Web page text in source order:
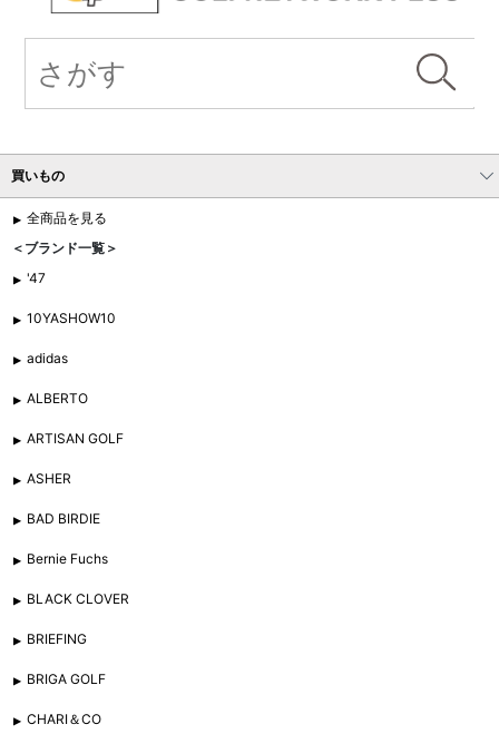
買いもの
全商品を見る
＜ブランド一覧＞
'47
10YASHOW10
adidas
ALBERTO
ARTISAN GOLF
ASHER
BAD BIRDIE
Bernie Fuchs
BLACK CLOVER
BRIEFING
BRIGA GOLF
CHARI＆CO